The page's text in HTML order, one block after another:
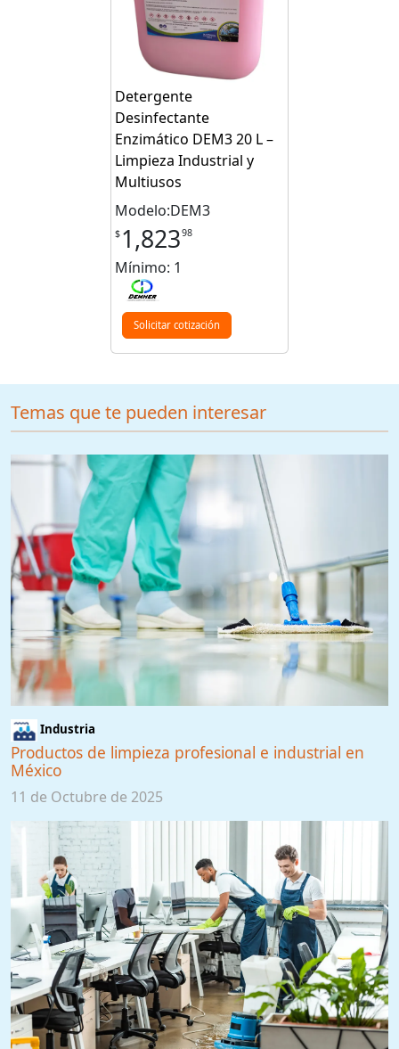
Detergente
Desinfectante
Enzimático DEM3 20 L –
Limpieza Industrial y
Multiusos
Modelo:DEM3
$ 1,82398
Mínimo: 1
Solicitar cotización
Temas que te pueden interesar
Industria
Productos de limpieza profesional e industrial en
México
11 de Octubre de 2025